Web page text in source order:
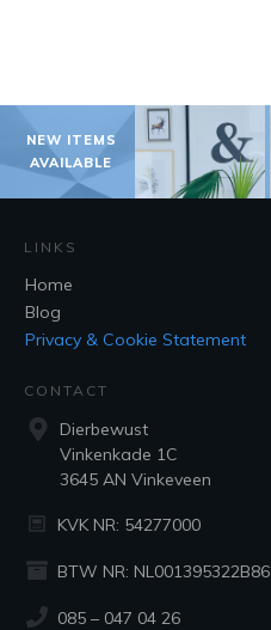
NEW ITEMS
AVAILABLE
LINKS
Home
Blog
Privacy & Cookie Statement
CONTACT
Dierbewust
Vinkenkade 1C
3645 AN Vinkeveen
KVK NR: 54277000
BTW NR: NL001395322B86
085 – 047 04 26